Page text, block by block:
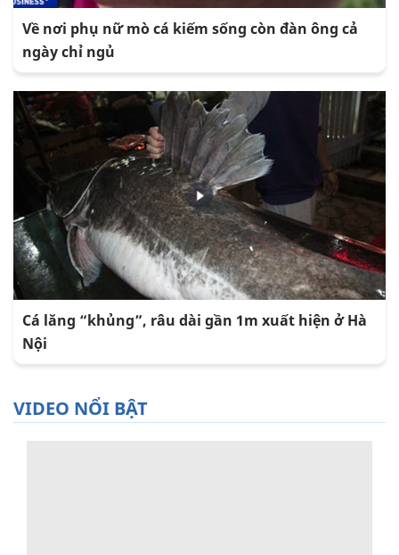
Về nơi phụ nữ mò cá kiếm sống còn đàn ông cả
ngày chỉ ngủ
Cá lăng “khủng”, râu dài gần 1m xuất hiện ở Hà
Nội
VIDEO NỔI BẬT